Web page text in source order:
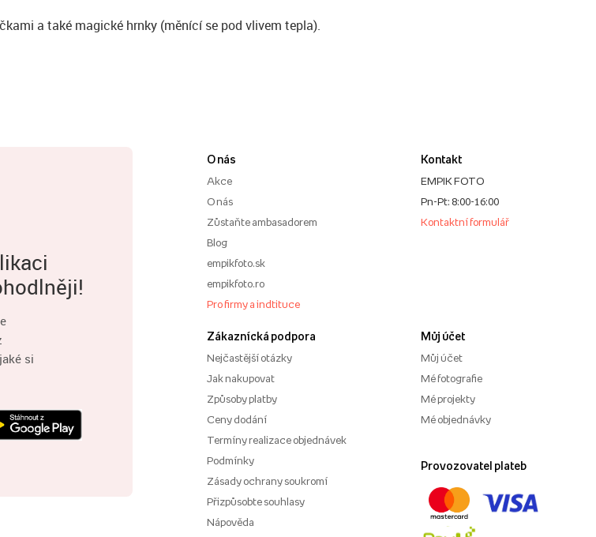
a také magické hrnky (měnící se pod vlivem tepla).
si
O nás
Akce
O nás
Zůstaňte ambasadorem
Blog
empikfoto.sk
empikfoto.ro
Pro firmy a indtituce
Zákaznícká podpora
Nejčastější otázky
Jak nakupovat
Způsoby platby
Ceny dodání
Termíny realizace objednávek
Podmínky
Zásady ochrany soukromí
Přizpůsobte souhlasy
Nápověda
Kontakt
EMPIK FOTO
Pn-Pt: 8:00-16:00
Kontaktní formulář
Můj účet
Můj účet
Mé fotografie
Mé projekty
Mé objednávky
Provozovatel plateb